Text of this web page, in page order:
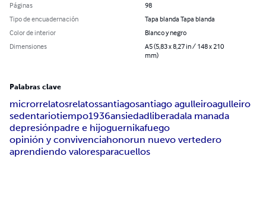
Páginas
98
Tipo de encuadernación
Tapa blanda Tapa blanda
Color de interior
Blanco y negro
Dimensiones
A5 (5,83 x 8,27 in / 148 x 210
mm)
Palabras clave
microrrelatosrelatossantiagosantiago agulleiroagulleiro
sedentariotiempo1936ansiedadliberadala manada
depresiónpadre e hijoguernikafuego
opinión y convivenciahonorun nuevo vertedero
aprendiendo valoresparacuellos